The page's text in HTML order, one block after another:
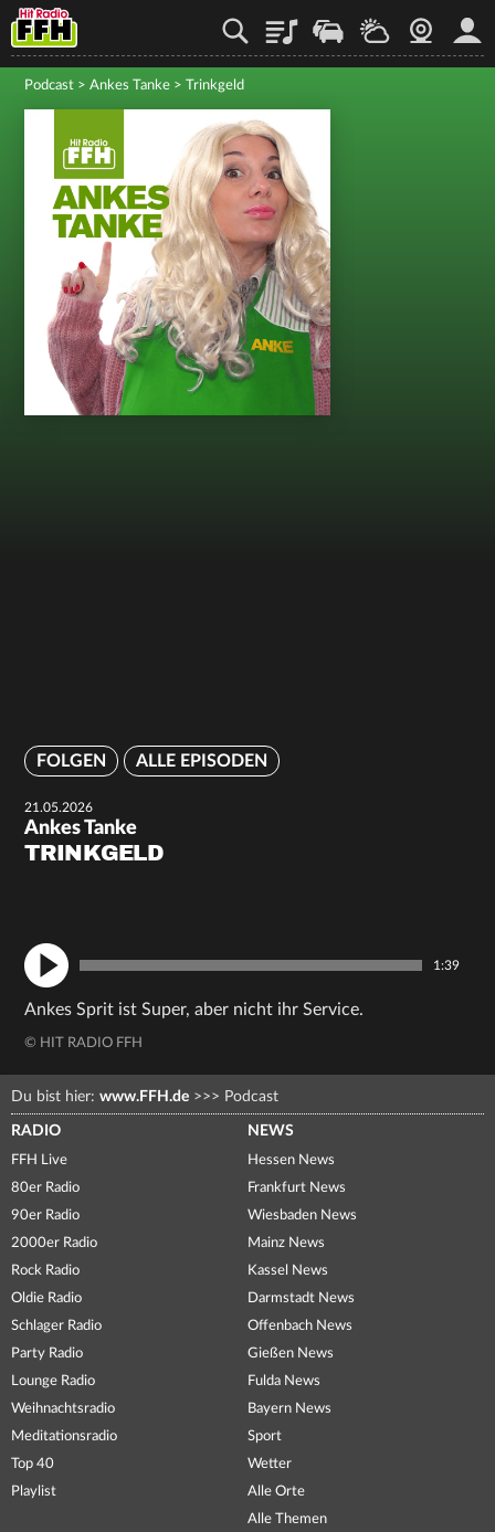
PlaylistStaupilotWetterWebcam
Podcast > Ankes Tanke > Trinkgeld
FOLGEN ALLE EPISODEN
21.05.2026
Ankes Tanke
TRINKGELD
1:39
Ankes Sprit ist Super, aber nicht ihr Service.
© HIT RADIO FFH
Du bist hier: www.FFH.de >>> Podcast
RADIO
FFH Live
80er Radio
90er Radio
2000er Radio
Rock Radio
Oldie Radio
Schlager Radio
Party Radio
Lounge Radio
Weihnachtsradio
Meditationsradio
Top 40
Playlist
NEWS
Hessen News
Frankfurt News
Wiesbaden News
Mainz News
Kassel News
Darmstadt News
Offenbach News
Gießen News
Fulda News
Bayern News
Sport
Wetter
Alle Orte
Alle Themen